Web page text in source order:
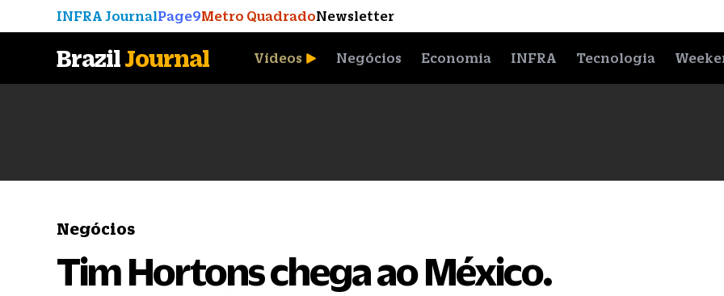
INFRA JournalPage9Metro QuadradoNewsletter
BrazilJournal Vídeos Negócios Economia INFRA Tecnologia
Negócios
Tim Hortons chega ao México.